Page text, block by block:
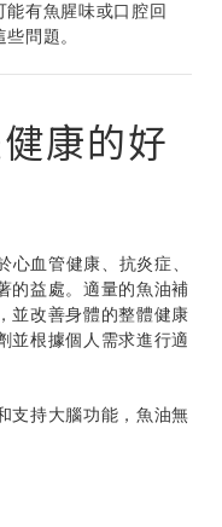
能有魚腥味或口腔回
問題。
康的好
心血管健康、抗炎症、
的益處。適量的魚油補
並改善身體的整體健康
並根據個人需求進行適
支持大腦功能，魚油無